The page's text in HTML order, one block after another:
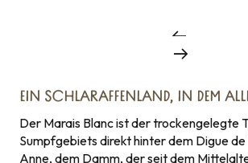
EIN SCHLARAFFENLAND, IN DEM
Der Marais Blanc ist der trockengelegte
Sumpfgebiets direkt hinter dem Digue de
Anne, dem Damm, der seit dem